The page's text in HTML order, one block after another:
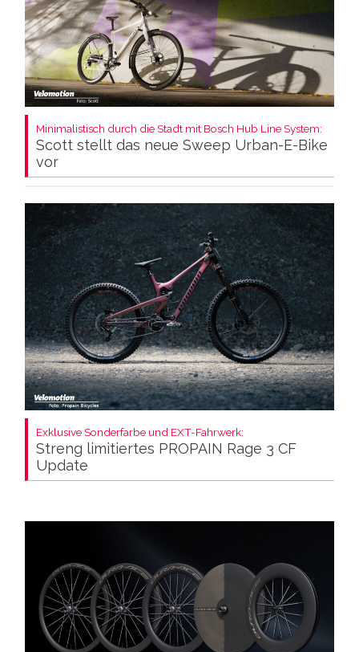
Minimalistisch durch die Stadt mit Bosch Hub Line System:
Scott stellt das neue Sweep Urban-E-Bike
vor
Exklusive Sonderfarbe und EXT-Fahrwerk:
Streng limitiertes PROPAIN Rage 3 CF
Update